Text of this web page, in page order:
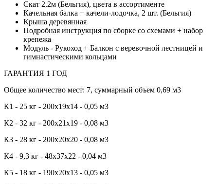
Скат 2.2м (Бельгия), цвета в ассортименте
Качельная балка + качели-лодочка, 2 шт. (Бельгия)
Крыша деревянная
Подробная инструкция по сборке со схемами + набор
крепежа
Модуль - Рукоход + Балкон с веревочной лестницей и
гимнастическими кольцами
ГАРАНТИЯ 1 ГОД
Общее количество мест: 7, суммарный объем 0,69 м3
К1 - 25 кг - 200х19х14 - 0,05 м3
К2 - 32 кг - 200х21х19 - 0,08 м3
К3 - 28 кг - 200х20х20 - 0,08 м3
К4 - 9,3 кг - 48х37х22 - 0,04 м3
К5 - 18 кг - 190х20х13 - 0,05 м3